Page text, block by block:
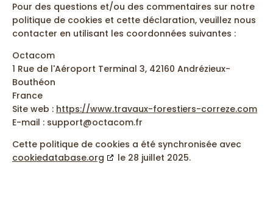
Pour des questions et/ou des commentaires sur notre
politique de cookies et cette déclaration, veuillez nous
contacter en utilisant les coordonnées suivantes :
Octacom
1 Rue de l'Aéroport Terminal 3, 42160 Andrézieux-
Bouthéon
France
Site web : https://www.travaux-forestiers-correze.com
E-mail : support@octacom.fr
Cette politique de cookies a été synchronisée avec
cookiedatabase.org
le 28 juillet 2025.